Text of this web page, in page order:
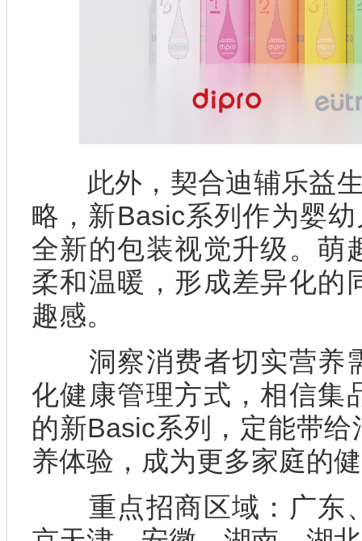
此外，契合迪辅乐益生
略，新Basic系列作为婴
全新的包装视觉升级。萌
柔和温暖，形成差异化的
趣感。
洞察消费者切实营养
化健康管理方式，相信集
的新Basic系列，定能带
养体验，成为更多家庭的
重点招商区域：广东